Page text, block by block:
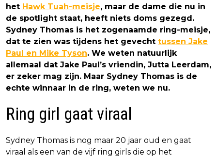
het Hawk Tuah-meisje, maar de dame die nu in
de spotlight staat, heeft niets doms gezegd.
Sydney Thomas is het zogenaamde ring-meisje,
dat te zien was tijdens het gevecht tussen Jake
Paul en Mike Tyson. We weten natuurlijk
allemaal dat Jake Paul’s vriendin, Jutta Leerdam,
er zeker mag zijn. Maar Sydney Thomas is de
echte winnaar in de ring, weten we nu.
Ring girl gaat viraal
Sydney Thomas is nog maar 20 jaar oud en gaat
viraal als een van de vijf ring girls die op het